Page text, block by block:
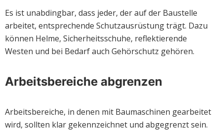
Es ist unabdingbar, dass jeder, der auf der Baustelle
arbeitet, entsprechende Schutzausrüstung trägt. Dazu
können Helme, Sicherheitsschuhe, reflektierende
Westen und bei Bedarf auch Gehörschutz gehören.
Arbeitsbereiche abgrenzen
Arbeitsbereiche, in denen mit Baumaschinen gearbeitet
wird, sollten klar gekennzeichnet und abgegrenzt sein.